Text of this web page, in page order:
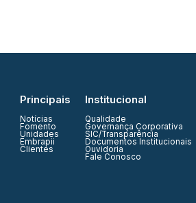
Principais
Notícias
Fomento
Unidades
Embrapii
Clientes
Institucional
Qualidade
Governança Corporativa
SIC/Transparência
Documentos Institucionais
Ouvidoria
Fale Conosco